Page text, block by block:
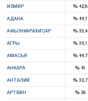
ИЗМИР %42,8
АДАНА %44,1
АФЬОНКАРАХИСАР %33,4
АГРЫ %35,1
АМАСЬЯ %44,7
АНКАРА %41
АНТАЛИЯ %32,7
АРТВИН %39